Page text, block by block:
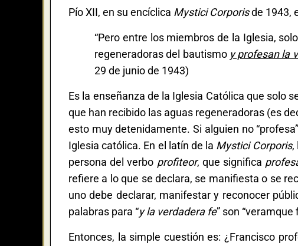
Pío XII, en su encíclica Mystici Corporisde 1943,
“Pero entre los miembros de la Iglesia,
regeneradoras del bautismo y profesan la
29 de junio de 1943)
Es la enseñanza de la Iglesia Católica que solo
que han recibido las aguas regeneradoras (es
esto muy detenidamente. Si alguien no “profesa”
Iglesia católica. En el latín de la Mystici Corporis,
persona del verbo profiteor, que significa
refiere a lo que se declara, se manifiesta o se
uno debe declarar, manifestar y reconocer
palabras para “y la verdadera fe” son “veramque
Entonces, la simple cuestión es: ¿Francisco